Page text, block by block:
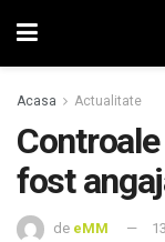
Acasa Actualitate
fost
de eMM